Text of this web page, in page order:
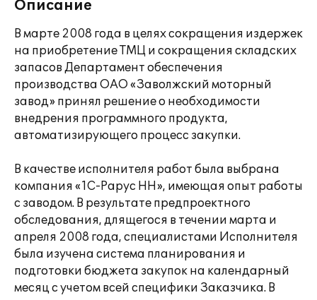
Описание
В марте 2008 года в целях сокращения издержек
на приобретение ТМЦ и сокращения складских
запасов Департамент обеспечения
производства ОАО «Заволжский моторный
завод» принял решение о необходимости
внедрения программного продукта,
автоматизирующего процесс закупки.
В качестве исполнителя работ была выбрана
компания «1С-Рарус НН», имеющая опыт работы
с заводом. В результате предпроектного
обследования, длящегося в течении марта и
апреля 2008 года, специалистами Исполнителя
была изучена система планирования и
подготовки бюджета закупок на календарный
месяц с учетом всей специфики Заказчика. В